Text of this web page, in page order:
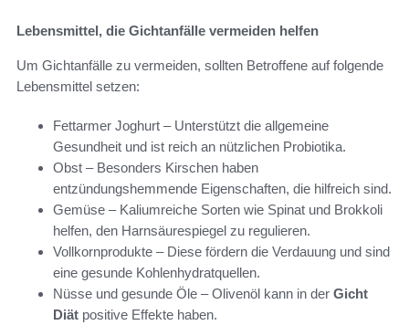
Lebensmittel, die Gichtanfälle vermeiden helfen
Um Gichtanfälle zu vermeiden, sollten Betroffene auf folgende
Lebensmittel setzen:
Fettarmer Joghurt – Unterstützt die allgemeine
Gesundheit und ist reich an nützlichen Probiotika.
Obst – Besonders Kirschen haben
entzündungshemmende Eigenschaften, die hilfreich sind.
Gemüse – Kaliumreiche Sorten wie Spinat und Brokkoli
helfen, den Harnsäurespiegel zu regulieren.
Vollkornprodukte – Diese fördern die Verdauung und sind
eine gesunde Kohlenhydratquellen.
Nüsse und gesunde Öle – Olivenöl kann in der Gicht
Diät positive Effekte haben.